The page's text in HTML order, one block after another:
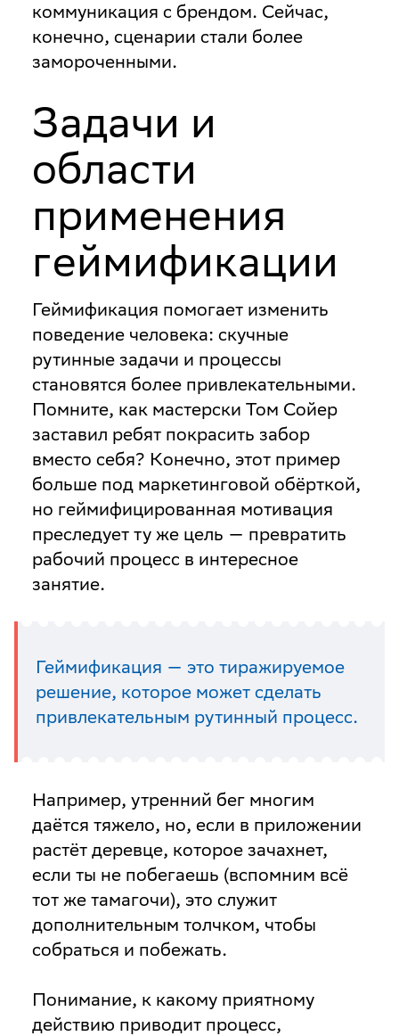
коммуникация с брендом. Сейчас,
конечно, сценарии стали более
замороченными.
Задачи и
области
применения
геймификации
Геймификация помогает изменить
поведение человека: скучные
рутинные задачи и процессы
становятся более привлекательными.
Помните, как мастерски Том Сойер
заставил ребят покрасить забор
вместо себя? Конечно, этот пример
больше под маркетинговой обёрткой,
но геймифицированная мотивация
преследует ту же цель — превратить
рабочий процесс в интересное
занятие.
Геймификация — это тиражируемое
решение, которое может сделать
привлекательным рутинный процесс.
Например, утренний бег многим
даётся тяжело, но, если в приложении
растёт деревце, которое зачахнет,
если ты не побегаешь (вспомним всё
тот же тамагочи), это служит
дополнительным толчком, чтобы
собраться и побежать.
Понимание, к какому приятному
действию приводит процесс,